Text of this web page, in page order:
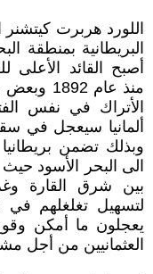
اللورد هربرت
أصبح القائد
منذ عام
الأتراك في نفس
ألمانيا سيعجل في
وبذلك تضمن
الى البحر الأسود
بين شرق القارة
لتسهيل تغلغلهم في
يعجلون ما أمكن
العثمانيين من أجل